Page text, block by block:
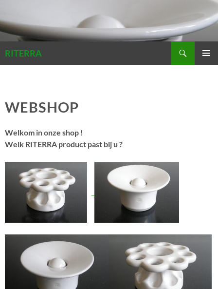
RITERRA
WEBSHOP
Welkom in onze shop !
Welk RITERRA product past bij u ?